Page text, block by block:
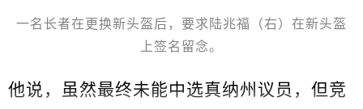
一名长者在更换新头盔后，要求陆兆福（右）在新头盔
上签名留念。
他说，虽然最终未能中选真纳州议员，但竞